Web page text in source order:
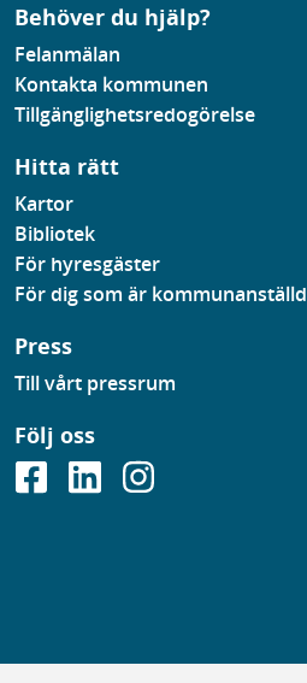
Behöver du hjälp?
Felanmälan
Kontakta kommunen
Tillgänglighetsredogörelse
Hitta rätt
Kartor
Bibliotek
För hyresgäster
För dig som är kommunanställd
Press
Till vårt pressrum
Följ oss